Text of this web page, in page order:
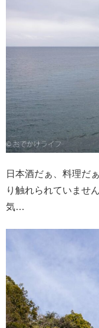
日本酒だぁ、料理だ
り触れられていませ
気…